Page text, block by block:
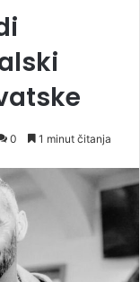
0 1 minut čitanja